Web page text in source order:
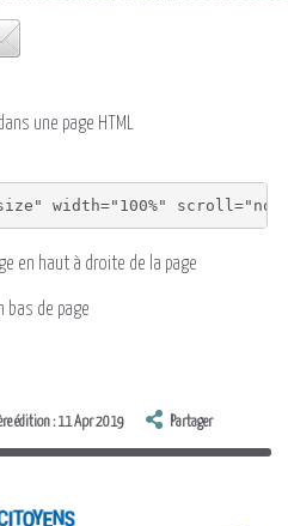
une page HTML
en haut à droite de la page
bas de page
édition : 11 Apr 2019 Partager